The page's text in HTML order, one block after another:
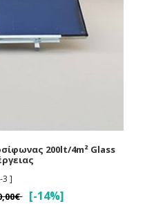
200lt/4m² Glass
3 ]
[-14%]